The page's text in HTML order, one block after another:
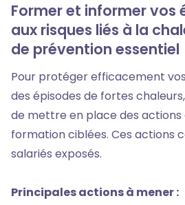
Former et informer vos
aux risques liés à la
de prévention essentiel
Pour protéger efficacement
des épisodes de fortes
de mettre en place des actions
formation ciblées. Ces actions
salariés exposés.
Principales actions à mener :